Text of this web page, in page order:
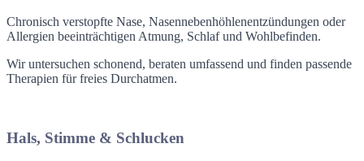
Chronisch verstopfte Nase, Nasennebenhöhlenentzündungen oder
Allergien beeinträchtigen Atmung, Schlaf und Wohlbefinden.
Wir untersuchen schonend, beraten umfassend und finden passende
Therapien für freies Durchatmen.
Hals, Stimme & Schlucken